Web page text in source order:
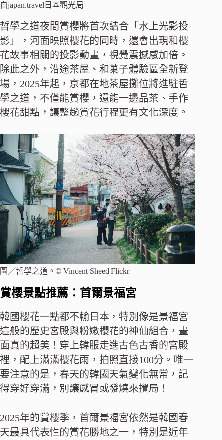
自japan.travel日本觀光局
哲學之道夜間賞櫻將首次結合「水上光影投
影」，河面映照櫻花的同時，還會出現和櫻
花故事相關的投影動畫，視覺震撼感加倍。
除此之外，沿途茶屋、和菓子體驗區全新登
場，2025年起，京都在地茶屋攤位將進駐哲
學之道，不僅能賞櫻，還能一邊品茶、手作
櫻花甜點，讓整趟賞花行程更有文化深度。
圖／哲學之道。© Vincent Sheed Flickr
賞櫻景點推薦：首爾景福宮
韓國櫻花一點都不輸日本，特別像是景福宮
這般的歷史宮殿與粉嫩櫻花的神仙組合，畫
面真的超美！穿上韓服走進古色古香的宮殿
裡，配上滿滿櫻花雨，拍照直接100分。唯一
要注意的是，春天的韓國天氣變化無常，記
得穿好穿滿，別讓感冒或發燒來攪局！
2025年的賞櫻季，首爾景福宮依然是韓國春
天最具代表性的賞花勝地之一，特別是近年